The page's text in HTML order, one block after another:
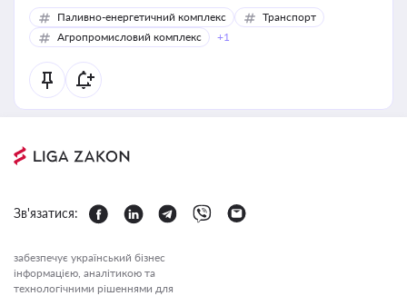
Паливно-енергетичний комплекс
Транспорт
Агропромисловий комплекс
+1
Зв'язатися:
забезпечує український бізнес
інформацією, аналітикою та
технологічними рішеннями для